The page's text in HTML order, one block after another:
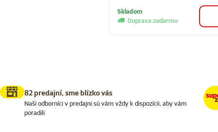
Skladom
Doprava zadarmo
82 predajní, sme blízko vás
Naši odborníci v predajni sú vám vždy k dispozícii, aby vám
poradili